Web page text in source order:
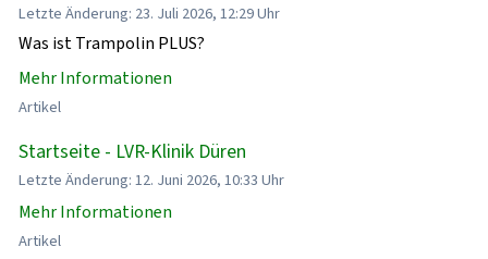
Letzte Änderung: 23. Juli 2026, 12:29 Uhr
Was ist Trampolin PLUS?
Mehr Informationen
Artikel
Startseite - LVR-Klinik Düren
Letzte Änderung: 12. Juni 2026, 10:33 Uhr
Mehr Informationen
Artikel